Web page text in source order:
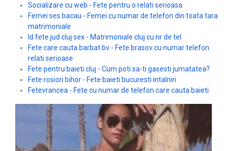
Socializare cu web - Fete pentru o relati serioasa
Femei ses bacau - Femei cu numar de telefon din toata tara
matrimoniale
Id fete jud cluj sex - Matrimoniale cluj cu nr de tel
Fete care cauta barbat bv - Fete brasov cu numar telefon
relati serioase
Fete pentru baieti cluj - Cum poti sa-ti gasesti jumatatea?
Fete rosiori bihor - Fete baieti bucuresti intalniri
Fetevrancea - Fete cu numar de telefon care cauta baieti